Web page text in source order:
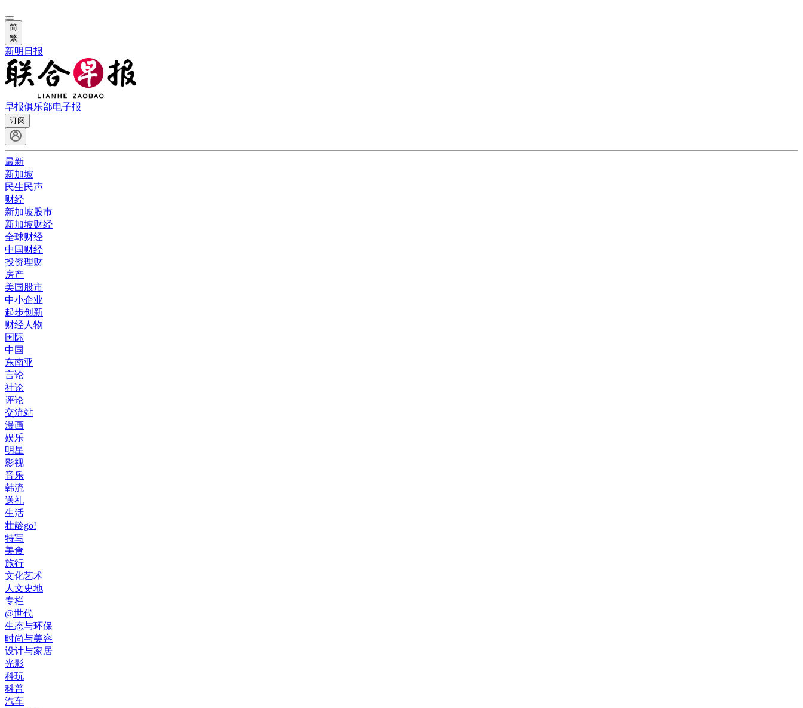
简
繁
新明日报
早报俱乐部电子报
订阅
最新
新加坡
民生民声
财经
新加坡股市
新加坡财经
全球财经
中国财经
投资理财
房产
美国股市
中小企业
起步创新
财经人物
国际
中国
东南亚
言论
社论
评论
交流站
漫画
娱乐
明星
影视
音乐
韩流
送礼
生活
壮龄go!
特写
美食
旅行
文化艺术
人文史地
专栏
@世代
生态与环保
时尚与美容
设计与家居
光影
科玩
科普
汽车